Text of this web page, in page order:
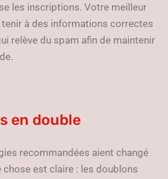
les inscriptions. Votre meilleur
tenir à des informations correctes
relève du spam afin de maintenir
en double
recommandées aient changé
chose est claire : les doublons